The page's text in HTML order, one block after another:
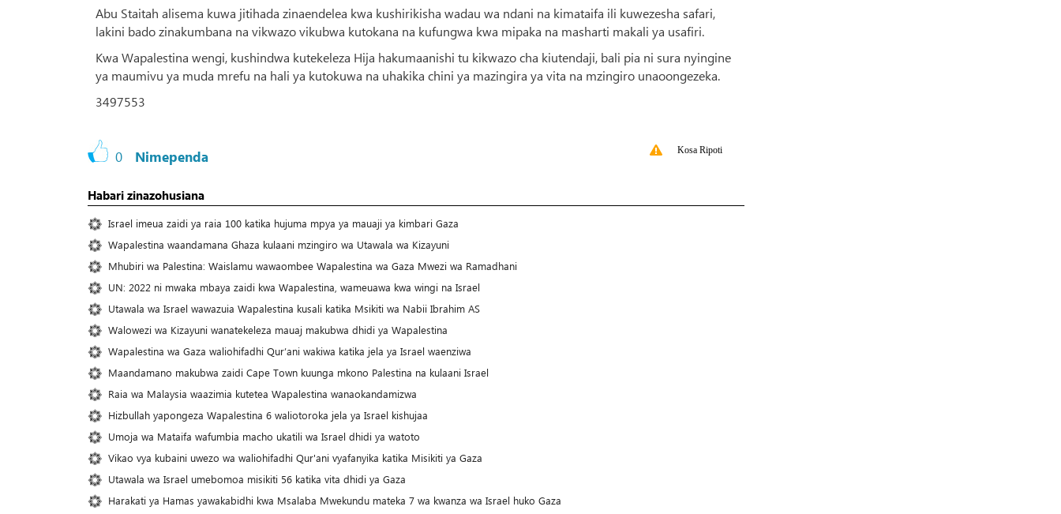
Abu Staitah alisema kuwa jitihada zinaendelea kwa kushirikisha wadau wa ndani na kimataifa ili kuwezesha safari,
lakini bado zinakumbana na vikwazo vikubwa kutokana na kufungwa kwa mipaka na masharti makali ya usafiri.
Kwa Wapalestina wengi, kushindwa kutekeleza Hija hakumaanishi tu kikwazo cha kiutendaji, bali pia ni sura nyingine
ya maumivu ya muda mrefu na hali ya kutokuwa na uhakika chini ya mazingira ya vita na mzingiro unaoongezeka.
3497553
0 Nimependa Kosa Ripoti
Habari zinazohusiana
Israel imeua zaidi ya raia 100 katika hujuma mpya ya mauaji ya kimbari Gaza
Wapalestina waandamana Ghaza kulaani mzingiro wa Utawala wa Kizayuni
Mhubiri wa Palestina: Waislamu wawaombee Wapalestina wa Gaza Mwezi wa Ramadhani
UN: 2022 ni mwaka mbaya zaidi kwa Wapalestina, wameuawa kwa wingi na Israel
Utawala wa Israel wawazuia Wapalestina kusali katika Msikiti wa Nabii Ibrahim AS
Walowezi wa Kizayuni wanatekeleza mauaj makubwa dhidi ya Wapalestina
Wapalestina wa Gaza waliohifadhi Qur’ani wakiwa katika jela ya Israel waenziwa
Maandamano makubwa zaidi Cape Town kuunga mkono Palestina na kulaani Israel
Raia wa Malaysia waazimia kutetea Wapalestina wanaokandamizwa
Hizbullah yapongeza Wapalestina 6 waliotoroka jela ya Israel kishujaa
Umoja wa Mataifa wafumbia macho ukatili wa Israel dhidi ya watoto
Vikao vya kubaini uwezo wa waliohifadhi Qur'ani vyafanyika katika Misikiti ya Gaza
Utawala wa Israel umebomoa misikiti 56 katika vita dhidi ya Gaza
Harakati ya Hamas yawakabidhi kwa Msalaba Mwekundu mateka 7 wa kwanza wa Israel huko Gaza